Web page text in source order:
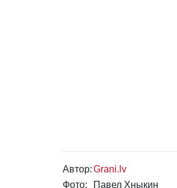
Автор:Grani.lv
Фото:
Павел Хныкин